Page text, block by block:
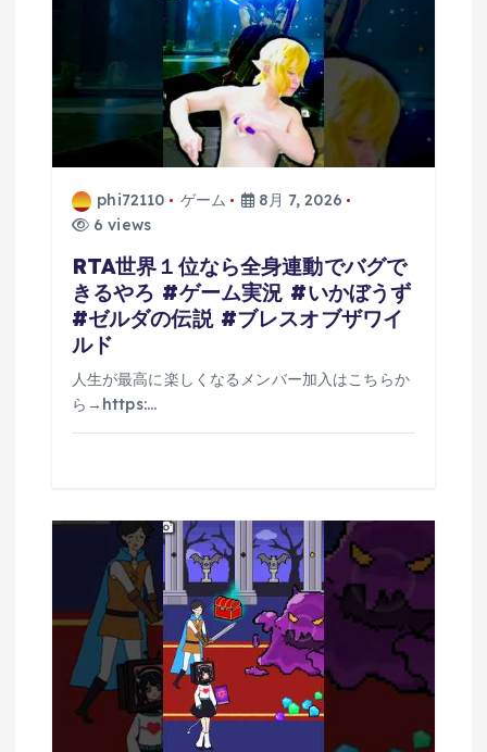
phi72110 ゲーム
8月 7, 2026
6 views
RTA世界１位なら全身連動でバグで
きるやろ #ゲーム実況 #いかぼうず
#ゼルダの伝説 #ブレスオブザワイ
ルド
人生が最高に楽しくなるメンバー加入はこちらか
ら→https:…